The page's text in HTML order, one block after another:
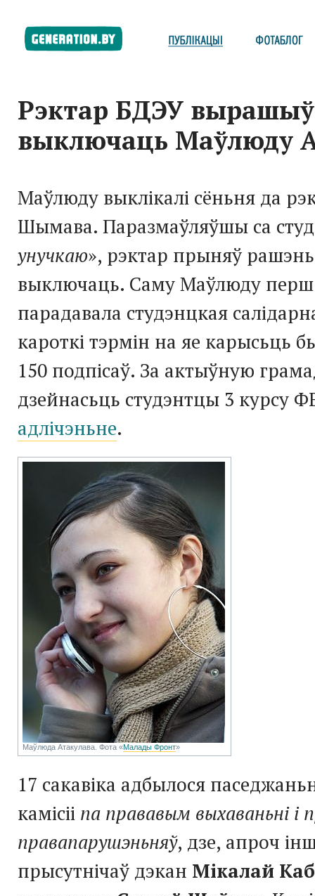
Рэктар БДЭУ
выключаць Маўлюду
Маўлюду выклікалі сёньня да
Шымава. Паразмаўляўшы са
унучкаю», рэктар прыняў
выключаць. Саму Маўлюду перш
парадавала студэнцкая
кароткі тэрмін на яе карысьць
150 подпісаў. За актыўную
дзейнасьць студэнтцы 3 курсу
адлічэньне.
Маўлюда Атакулава. Фота «Малады Фронт»
17 сакавіка адбылося
камісіі па прававым выхаваньні і
правапарушэньняў, дзе, апроч
прысутнічаў дэкан Мікалай